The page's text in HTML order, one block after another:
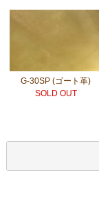
G-30SP (ゴート革)
SOLD OUT